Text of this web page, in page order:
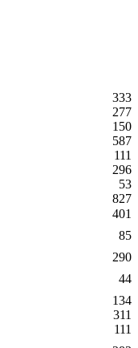
333
277
150
587
111
296
53
827
401
85
290
44
134
311
111